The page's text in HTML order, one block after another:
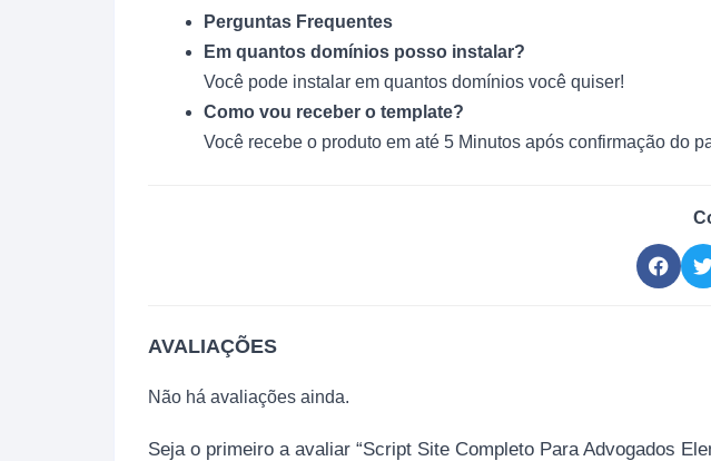
Perguntas Frequentes
Em quantos domínios posso instalar?
Você pode instalar em quantos domínios você quiser!
Como vou receber o template?
Você recebe o produto em até 5 Minutos após confirmação do
AVALIAÇÕES
Não há avaliações ainda.
Seja o primeiro a avaliar “Script Site Completo Para Advogados